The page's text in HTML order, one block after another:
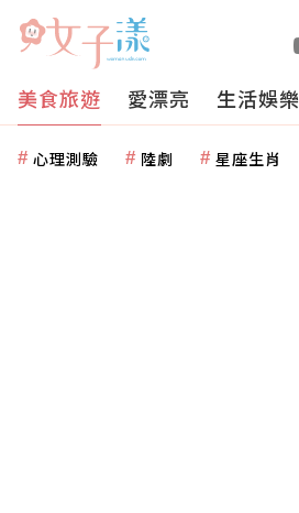
美食旅遊 愛漂亮 生活娛樂
心理測驗 陸劇 星座生肖